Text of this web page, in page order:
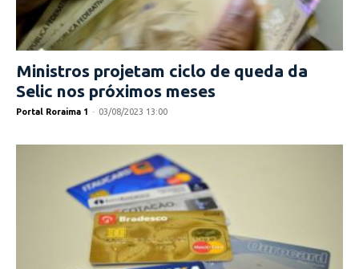
Ministros projetam ciclo de queda da
Selic nos próximos meses
Portal Roraima 1 - 03/08/2023 13:00